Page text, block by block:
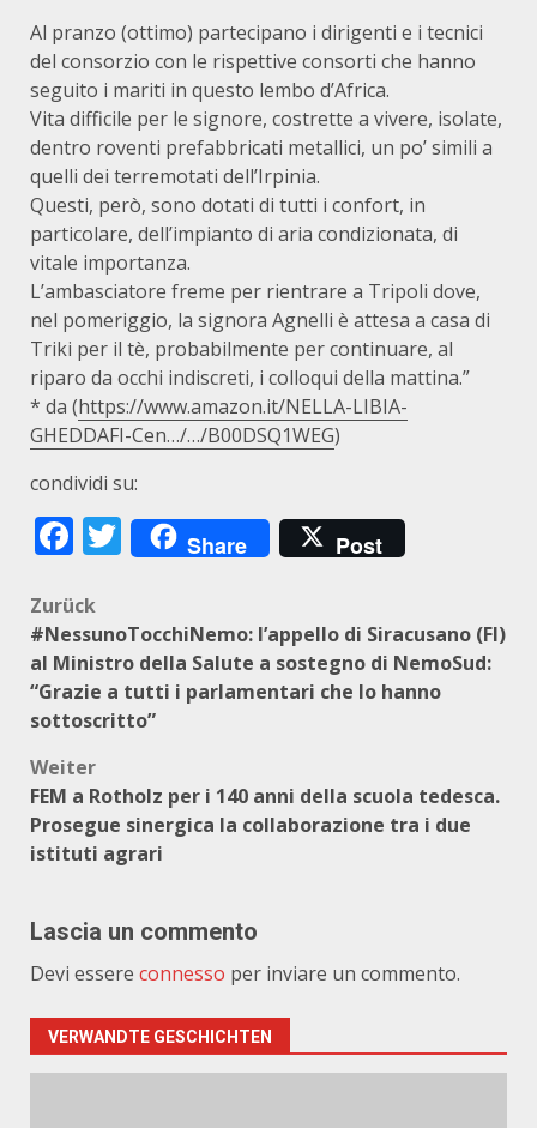
Al pranzo (ottimo) partecipano i dirigenti e i tecnici
del consorzio con le rispettive consorti che hanno
seguito i mariti in questo lembo d’Africa.
Vita difficile per le signore, costrette a vivere, isolate,
dentro roventi prefabbricati metallici, un po’ simili a
quelli dei terremotati dell’Irpinia.
Questi, però, sono dotati di tutti i confort, in
particolare, dell’impianto di aria condizionata, di
vitale importanza.
L’ambasciatore freme per rientrare a Tripoli dove,
nel pomeriggio, la signora Agnelli è attesa a casa di
Triki per il tè, probabilmente per continuare, al
riparo da occhi indiscreti, i collo­qui della mattina.”
* da (https://www.amazon.it/NELLA-LIBIA-
GHEDDAFI-Cen…/…/B00DSQ1WEG)
condividi su:
Facebook
Twitter
Share Post
Beitragsnavigation
Zurück
#NessunoTocchiNemo: l’appello di Siracusano (FI)
al Ministro della Salute a sostegno di NemoSud:
“Grazie a tutti i parlamentari che lo hanno
sottoscritto”
Weiter
FEM a Rotholz per i 140 anni della scuola tedesca.
Prosegue sinergica la collaborazione tra i due
istituti agrari
Lascia un commento
Devi essere connesso per inviare un commento.
VERWANDTE GESCHICHTEN